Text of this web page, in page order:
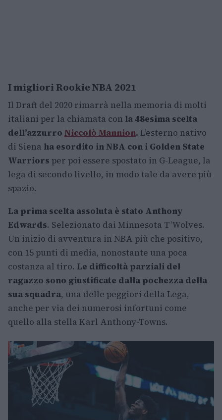
I migliori Rookie NBA 2021
Il Draft del 2020 rimarrà nella memoria di molti
italiani per la chiamata con la 48esima scelta
dell’azzurro Niccolò Mannion. L’esterno nativo
di Siena ha esordito in NBA con i Golden State
Warriors per poi essere spostato in G-League, la
lega di secondo livello, in modo tale da avere più
spazio.
La prima scelta assoluta è stato Anthony
Edwards. Selezionato dai Minnesota T’Wolves.
Un inizio di avventura in NBA più che positivo,
con 15 punti di media, nonostante una poca
costanza al tiro. Le difficoltà parziali del
ragazzo sono giustificate dalla pochezza della
sua squadra, una delle peggiori della Lega,
anche per via dei numerosi infortuni come
quello alla stella Karl Anthony-Towns.